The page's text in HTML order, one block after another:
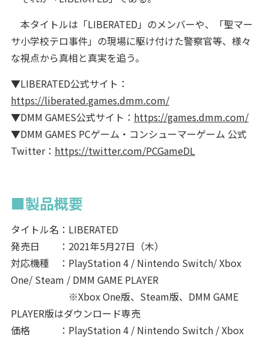
本タイトルは「LIBERATED」のメンバーや、「聖マー
サ小学校テロ事件」の現場に駆け付けた警察官等、様々
な視点から真相と真実を追う。
▼LIBERATED公式サイト：
https://liberated.games.dmm.com/
▼DMM GAMES公式サイト： https://games.dmm.com/
▼DMM GAMES PCゲーム・コンシューマーゲーム 公式
Twitter： https://twitter.com/PCGameDL
■製品概要
タイトル名：LIBERATED
発売日 ：2021年5月27日（木）
対応機種 ：PlayStation 4 / Nintendo Switch/ Xbox
One/ Steam / DMM GAME PLAYER
※Xbox One版、Steam版、DMM GAME
PLAYER版はダウンロード専売
価格 ：PlayStation 4 / Nintendo Switch / Xbox